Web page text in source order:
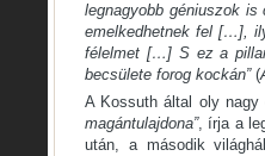
legnagyobb géniuszok
emelkedhetnek fel […],
félelmet […] S ez a
becsülete forog kockán”(
A Kossuth által oly
magántulajdona”, írja a
után, a második